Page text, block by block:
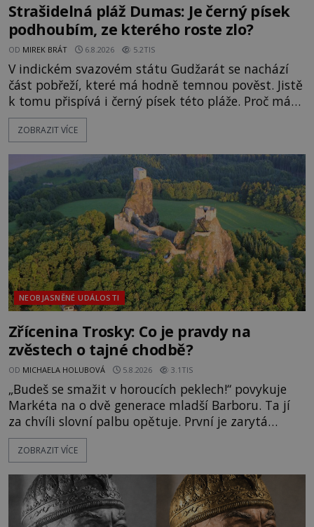
Strašidelná pláž Dumas: Je černý písek
podhoubím, ze kterého roste zlo?
OD MIREK BRÁT 6.8.2026 5.2TIS
V indickém svazovém státu Gudžarát se nachází
část pobřeží, které má hodně temnou pověst. Jistě
k tomu přispívá i černý písek této pláže. Proč má
pláž takové netypické zbarvení? Nakolik jsou
pravdivé historky, že zde došlo k nevysvětlitelným
následovat. Vstupujeme na pláž Dumas ve městě
Surat. Gu
ZOBRAZIT VÍCE
NEOBJASNĚNÉ UDÁLOSTI
Zřícenina Trosky: Co je pravdy na
zvěstech o tajné chodbě?
OD MICHAELA HOLUBOVÁ 5.8.2026 3.1TIS
„Budeš se smažit v horoucích peklech!“ povykuje
Markéta na o dvě generace mladší Barboru. Ta jí
za chvíli slovní palbu opětuje. První je zarytá
katolička, druhá přesvědčená kališnice. A každá z
nich se usídlí na jedné z věží slavného hradu
mezi vůdce protihusitského boje. Za manželku má
skutečně jistou
ZOBRAZIT VÍCE